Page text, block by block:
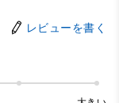
レビューを書く